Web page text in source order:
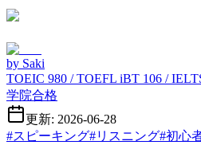
by Saki
TOEIC 980 / TOEFL iBT 106 /
学院合格
更新: 2026-06-28
#スピーキング#リスニング#初心